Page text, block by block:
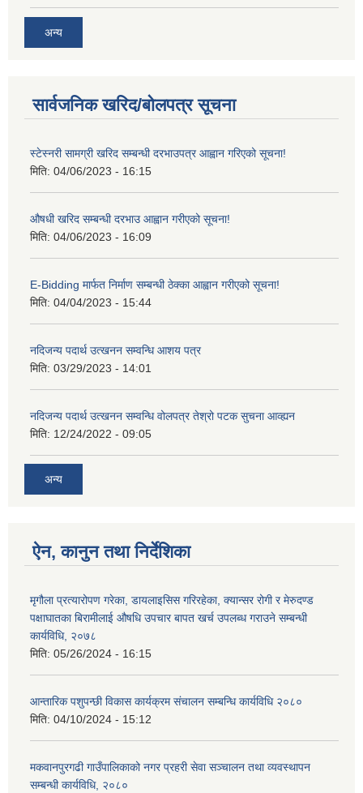
अन्य
सार्वजनिक खरिद/बोलपत्र सूचना
स्टेस्नरी सामग्री खरिद सम्बन्धी दरभाउपत्र आह्वान गरिएको सूचना!
मिति: 04/06/2023 - 16:15
औषधी खरिद सम्बन्धी दरभाउ आह्वान गरीएको सूचना!
मिति: 04/06/2023 - 16:09
E-Bidding मार्फत निर्माण सम्बन्धी ठेक्का आह्वान गरीएको सूचना!
मिति: 04/04/2023 - 15:44
नदिजन्य पदार्थ उत्खनन सम्वन्धि आशय पत्र
मिति: 03/29/2023 - 14:01
नदिजन्य पदार्थ उत्खनन सम्वन्धि वोलपत्र तेश्रो पटक सुचना आव्ह्यन
मिति: 12/24/2022 - 09:05
अन्य
ऐन, कानुन तथा निर्देशिका
मृगौला प्रत्यारोपण गरेका, डायलाइसिस गरिरहेका, क्यान्सर रोगी र मेरुदण्‍ड
पक्षाघातका बिरामीलाई ‍औषधि उपचार बापत खर्च उपलब्ध गराउने सम्बन्धी
कार्यविधि, २०७८
मिति: 05/26/2024 - 16:15
आन्तारिक पशुपन्छी विकास कार्यक्रम संचालन सम्बन्धि कार्यविधि २०८०
मिति: 04/10/2024 - 15:12
मकवानपुरगढी गाउँपालिकाको नगर प्रहरी सेवा सञ्‍चालन तथा व्‍यवस्‍थापन
सम्बन्धी कार्यविधि, २०८०